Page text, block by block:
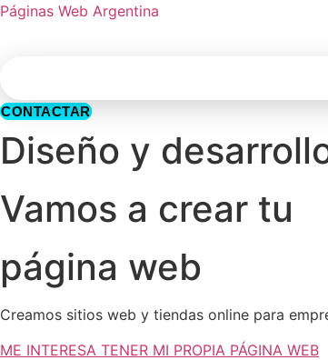
Páginas Web Argentina
CONTACTAR
Diseño y
Vamos a crear tu
página web
Creamos sitios web y tiendas online para
ME INTERESA TENER MI PROPIA PÁGINA WEB